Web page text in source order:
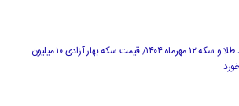
قیمت جدید طلا و سکه ۱۲ مهرماه ۱۴۰۴/ قیمت سکه بهار آزادی ۱۰ میلیون